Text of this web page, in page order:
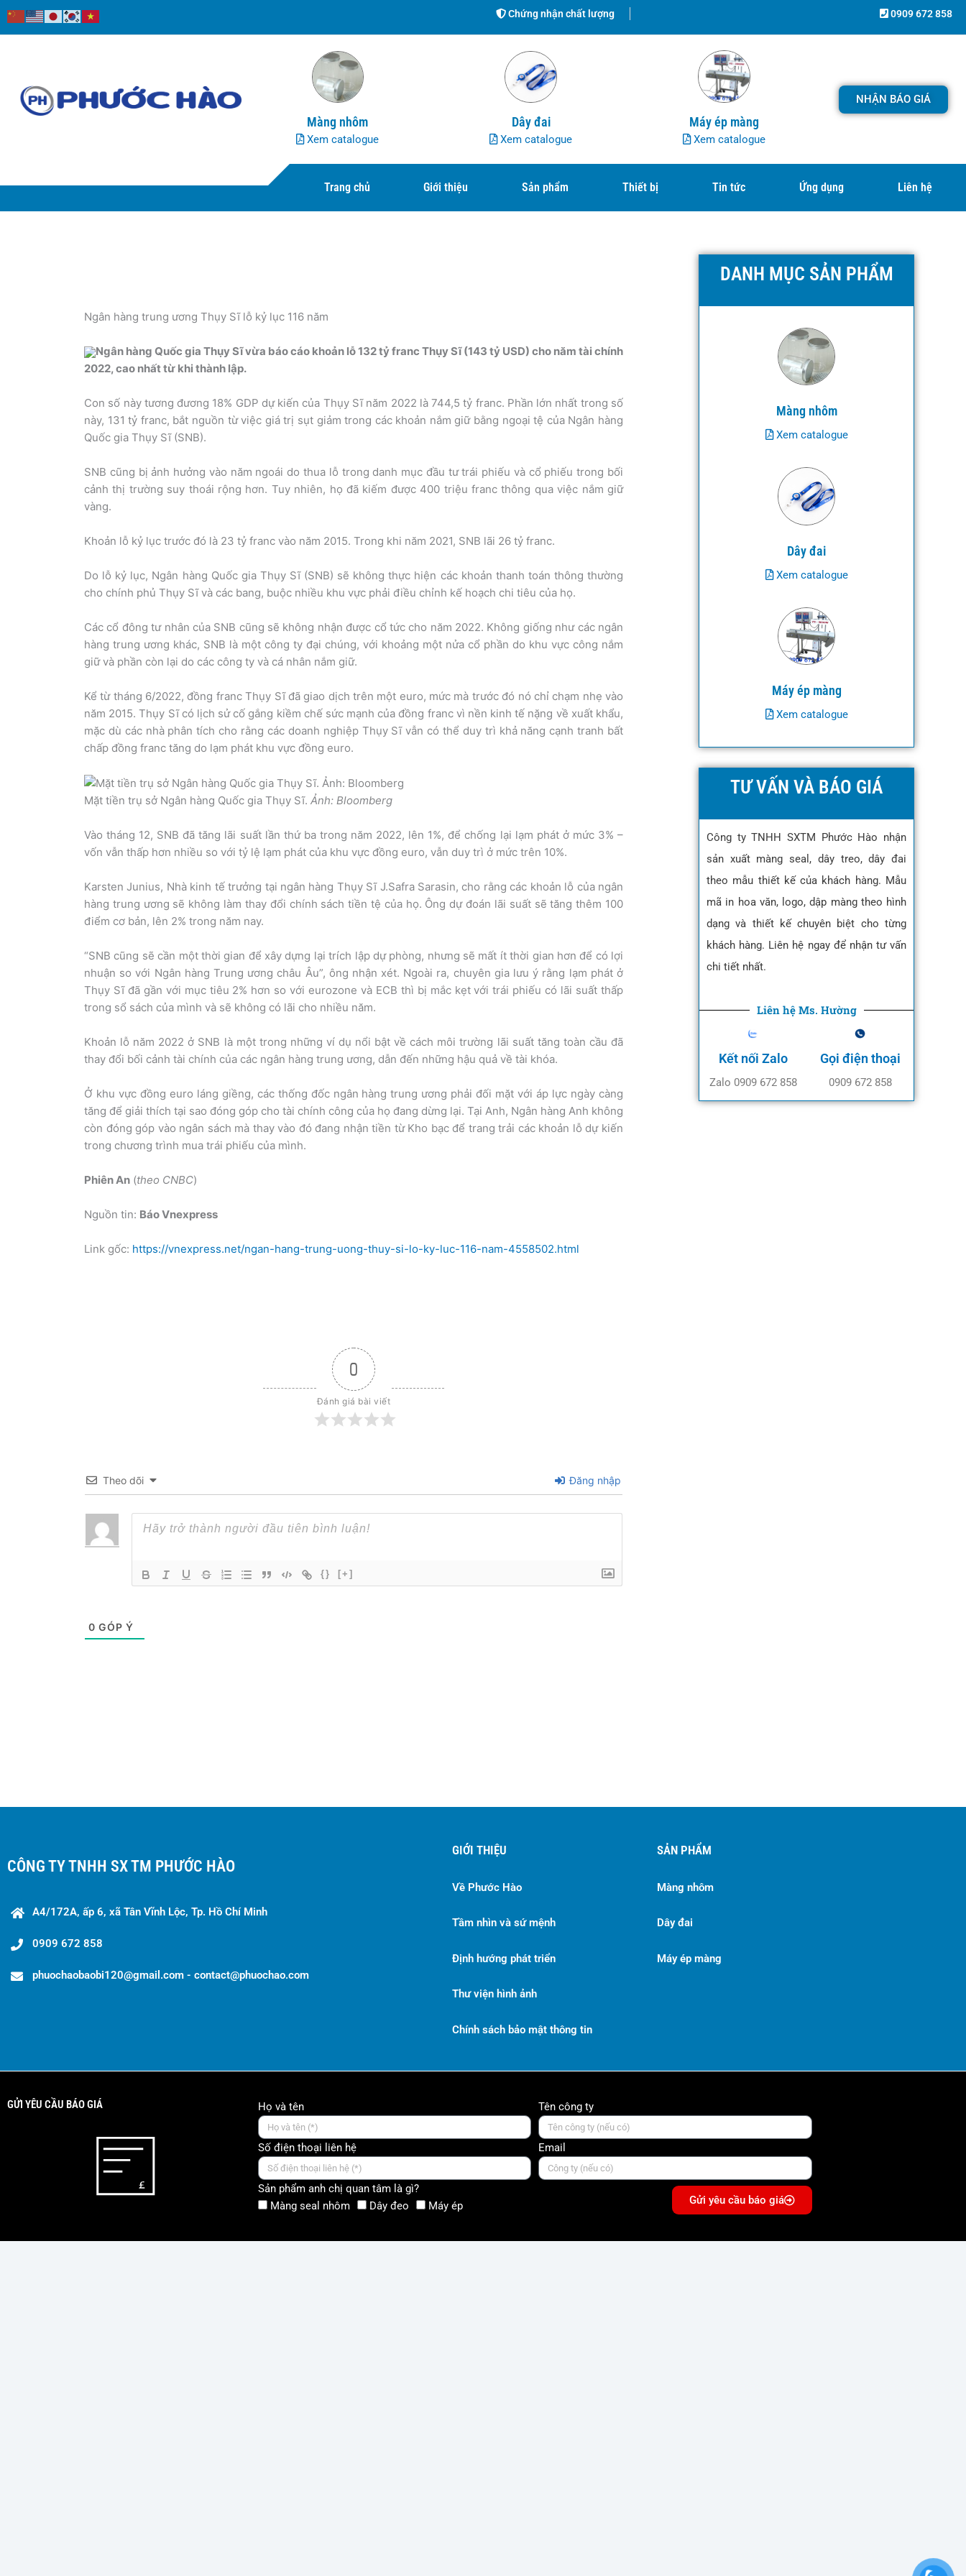
Nhảy
tới
Chứng nhận chất lượng 0909 672 858
Màng nhôm
Xem catalogue
Dây đai
Xem catalogue
Máy ép màng
Xem catalogue
NHẬN BÁO GIÁ
Trang chủ Giới thiệu Sản phẩm Thiết bị Tin tức Ứng dụng Liên hệ
Ngân hàng trung ương Thụy Sĩ lỗ kỷ lục 116 năm
Ngân hàng Quốc gia Thụy Sĩ vừa báo cáo khoản lỗ 132 tỷ franc Thụy Sĩ (143 tỷ USD) cho năm tài chính
2022, cao nhất từ khi thành lập.
Con số này tương đương 18% GDP dự kiến của Thụy Sĩ năm 2022 là 744,5 tỷ franc. Phần lớn nhất trong số
này, 131 tỷ franc, bắt nguồn từ việc giá trị sụt giảm trong các khoản nắm giữ bằng ngoại tệ của Ngân hàng
Quốc gia Thụy Sĩ (SNB).
SNB cũng bị ảnh hưởng vào năm ngoái do thua lỗ trong danh mục đầu tư trái phiếu và cổ phiếu trong bối
cảnh thị trường suy thoái rộng hơn. Tuy nhiên, họ đã kiếm được 400 triệu franc thông qua việc nắm giữ
vàng.
Khoản lỗ kỷ lục trước đó là 23 tỷ franc vào năm 2015. Trong khi năm 2021, SNB lãi 26 tỷ franc.
Do lỗ kỷ lục, Ngân hàng Quốc gia Thụy Sĩ (SNB) sẽ không thực hiện các khoản thanh toán thông thường
cho chính phủ Thụy Sĩ và các bang, buộc nhiều khu vực phải điều chỉnh kế hoạch chi tiêu của họ.
Các cổ đông tư nhân của SNB cũng sẽ không nhận được cổ tức cho năm 2022. Không giống như các ngân
hàng trung ương khác, SNB là một công ty đại chúng, với khoảng một nửa cổ phần do khu vực công nắm
giữ và phần còn lại do các công ty và cá nhân nắm giữ.
Kể từ tháng 6/2022, đồng franc Thụy Sĩ đã giao dịch trên một euro, mức mà trước đó nó chỉ chạm nhẹ vào
năm 2015. Thụy Sĩ có lịch sử cố gắng kiềm chế sức mạnh của đồng franc vì nền kinh tế nặng về xuất khẩu,
mặc dù các nhà phân tích cho rằng các doanh nghiệp Thụy Sĩ vẫn có thể duy trì khả năng cạnh tranh bất
chấp đồng franc tăng do lạm phát khu vực đồng euro.
Mặt tiền trụ sở Ngân hàng Quốc gia Thụy Sĩ. Ảnh: Bloomberg
Vào tháng 12, SNB đã tăng lãi suất lần thứ ba trong năm 2022, lên 1%, để chống lại lạm phát ở mức 3% –
vốn vẫn thấp hơn nhiều so với tỷ lệ lạm phát của khu vực đồng euro, vẫn duy trì ở mức trên 10%.
Karsten Junius, Nhà kinh tế trưởng tại ngân hàng Thụy Sĩ J.Safra Sarasin, cho rằng các khoản lỗ của ngân
hàng trung ương sẽ không làm thay đổi chính sách tiền tệ của họ. Ông dự đoán lãi suất sẽ tăng thêm 100
điểm cơ bản, lên 2% trong năm nay.
“SNB cũng sẽ cần một thời gian để xây dựng lại trích lập dự phòng, nhưng sẽ mất ít thời gian hơn để có lợi
nhuận so với Ngân hàng Trung ương châu Âu”, ông nhận xét. Ngoài ra, chuyên gia lưu ý rằng lạm phát ở
Thụy Sĩ đã gần với mục tiêu 2% hơn so với eurozone và ECB thì bị mắc kẹt với trái phiếu có lãi suất thấp
trong sổ sách của mình và sẽ không có lãi cho nhiều năm.
Khoản lỗ năm 2022 ở SNB là một trong những ví dụ nổi bật về cách môi trường lãi suất tăng toàn cầu đã
thay đổi bối cảnh tài chính của các ngân hàng trung ương, dẫn đến những hậu quả về tài khóa.
Ở khu vực đồng euro láng giềng, các thống đốc ngân hàng trung ương phải đối mặt với áp lực ngày càng
tăng để giải thích tại sao đóng góp cho tài chính công của họ đang dừng lại. Tại Anh, Ngân hàng Anh không
còn đóng góp vào ngân sách mà thay vào đó đang nhận tiền từ Kho bạc để trang trải các khoản lỗ dự kiến
trong chương trình mua trái phiếu của mình.
Phiên An (theo CNBC)
Nguồn tin: Báo Vnexpress
Link gốc: https://vnexpress.net/ngan-hang-trung-uong-thuy-si-lo-ky-luc-116-nam-4558502.html
0
Đánh giá bài viết
Theo dõi Đăng nhập
{} [+]
0 GÓP Ý
DANH MỤC SẢN PHẨM
Màng nhôm
Xem catalogue
Dây đai
Xem catalogue
Máy ép màng
Xem catalogue
TƯ VẤN VÀ BÁO GIÁ
Công ty TNHH SXTM Phước Hào nhận
sản xuất màng seal, dây treo, dây đai
theo mẫu thiết kế của khách hàng. Mẫu
mã in hoa văn, logo, dập màng theo hình
dạng và thiết kế chuyên biệt cho từng
khách hàng. Liên hệ ngay để nhận tư vấn
chi tiết nhất.
Liên hệ Ms. Hường
Kết nối Zalo
Zalo 0909 672 858
Gọi điện thoại
0909 672 858
CÔNG TY TNHH SX TM PHƯỚC HÀO
A4/172A, ấp 6, xã Tân Vĩnh Lộc, Tp. Hồ Chí Minh
0909 672 858
phuochaobaobi120@gmail.com - contact@phuochao.com
GIỚI THIỆU
Về Phước Hào
Tầm nhìn và sứ mệnh
Định hướng phát triển
Thư viện hình ảnh
Chính sách bảo mật thông tin
SẢN PHẨM
Màng nhôm
Dây đai
Máy ép màng
GỬI YÊU CẦU BÁO GIÁ Họ và tên Tên công ty
Số điện thoại liên hệ Email
Sản phẩm anh chị quan tâm là gì?
Màng seal nhôm
Dây đeo Máy ép Gửi yêu cầu báo giá